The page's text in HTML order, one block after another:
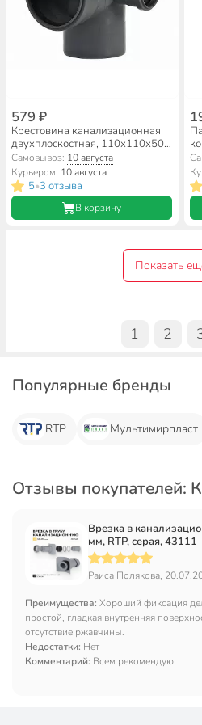
579 ₽
Крестовина канализационная
двухплоскостная, 110х110х50
мм, 90 °, правая, RTP,
полипропилен, 36541
Самовывоз: 10 августа
Курьером: 10 августа
5•3 отзыва
В корзину
Показать
1 2
Популярные бренды
RTP Мультимирпласт
Отзывы покупателей:
Врезка в
мм, RTP, серая, 43111
Раиса Полякова,
Преимущества: Хороший фиксация
простой, гладкая внутренняя
отсутствие ржавчины.
Недостатки: Нет
Комментарий: Всем рекомендую